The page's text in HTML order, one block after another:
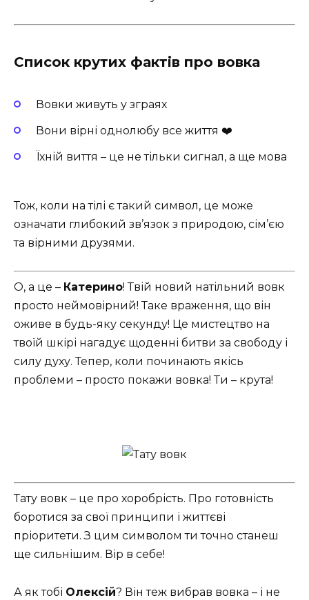
Список крутих фактів про вовка
Вовки живуть у зграях
Вони вірні однолюбу все життя ❤️
Їхній виття – це не тільки сигнал, а ще мова
Тож, коли на тілі є такий символ, це може
означати глибокий зв’язок з природою, сім’єю
та вірними друзями.
О, а це – Катерино! Твій новий натільний вовк
просто неймовірний! Таке враження, що він
оживе в будь-яку секунду! Це мистецтво на
твоїй шкірі нагадує щоденні битви за свободу і
силу духу. Тепер, коли починають якісь
проблеми – просто покажи вовка! Ти – крута!
Тату вовк – це про хоробрість. Про готовність
боротися за свої принципи і життєві
пріоритети. З цим символом ти точно станеш
ще сильнішим. Вір в себе!
А як тобі Олексій? Він теж вибрав вовка – і не